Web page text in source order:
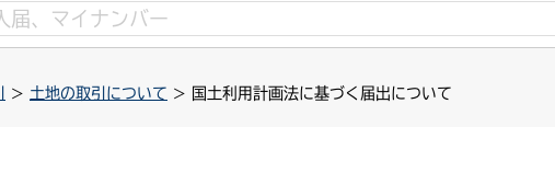
墓地・斎場 消費生活
法人税 環境
学級閉鎖 幼稚園一覧
中学校一覧
保健所
はじめよう、ハマライフ
福祉・介護 環境対策
雇用・就労 企業立地
統計 選挙
市有財産 例規・公示
> 土地の取引について > 国土利用計画法に基づく届出について